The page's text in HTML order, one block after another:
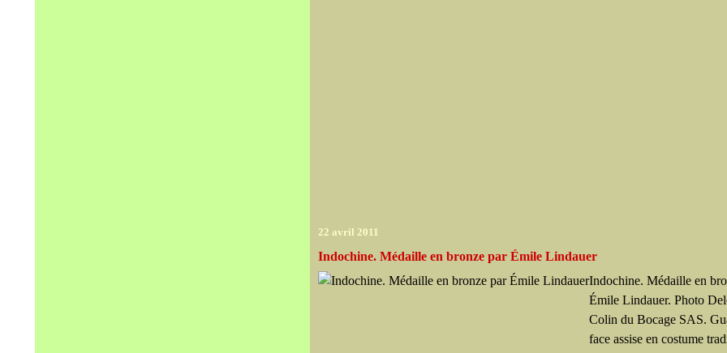
22 avril 2011
Indochine. Médaille en bronze par Émile Lindauer
Indochine. Médaille en
Émile Lindauer. Photo
Colin du Bocage SAS.
face assise en costume